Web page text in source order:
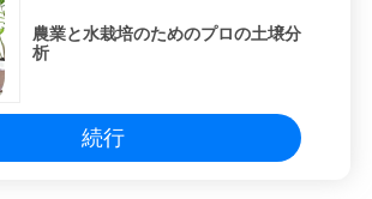
農業と水栽培のためのプロの土壌分
析
続行